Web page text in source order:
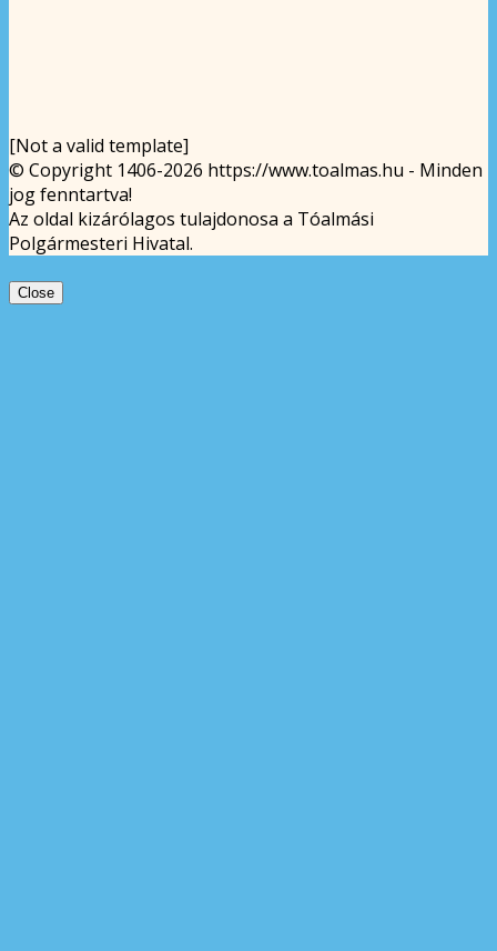
[Not a valid template]
© Copyright 1406-2026 https://www.toalmas.hu - Minden
jog fenntartva!
Az oldal kizárólagos tulajdonosa a Tóalmási
Polgármesteri Hivatal.
Close